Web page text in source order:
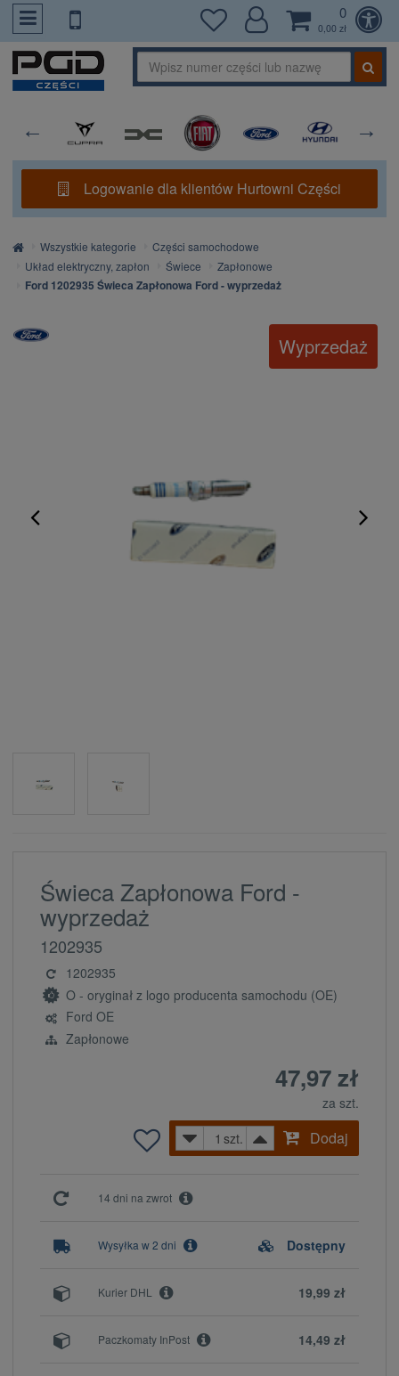
PrzejdzDoTresci
0
0,00 zł
Logowanie dla klientów Hurtowni Części
Strona
główna
Wszystkie kategorie
Części samochodowe
Układ elektryczny, zapłon
Świece Zapłonowe
Ford 1202935 Świeca Zapłonowa Ford - wyprzedaż
Wyprzedaż
Świeca Zapłonowa Ford -
wyprzedaż
1202935
1202935
O - oryginał z logo producenta samochodu (OE)
Ford OE
Zapłonowe
47,97 zł
za szt.
szt.
Dodaj
14 dni na zwrot
Dostępny
Wysyłka w 2 dni
19,99 zł
Kurier DHL
14,49 zł
Paczkomaty InPost